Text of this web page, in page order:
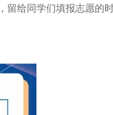
留给同学们填报志愿的